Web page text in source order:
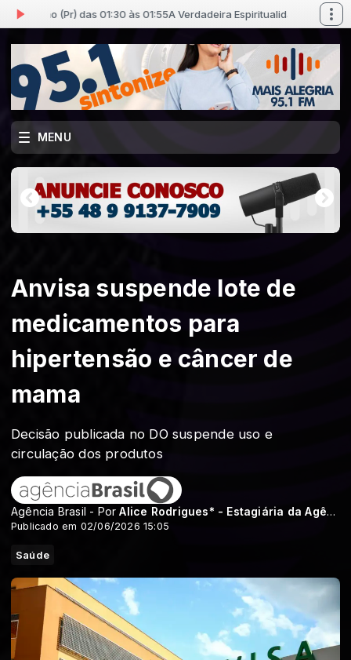
(Pr) das 01:30 às 01:55A Verdadeira Espiritualidade com Luiz
MENU
Anvisa suspende lote de
medicamentos para
hipertensão e câncer de
mama
Decisão publicada no DO suspende uso e
circulação dos produtos
Agência Brasil - PorAlice Rodrigues* - Estagiária da Agência Brasil
Publicado em 02/06/2026 15:05
Saúde